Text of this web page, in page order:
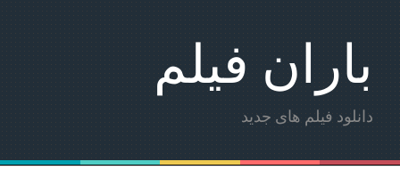
n
باران فیلم
دانلود فیلم های جدید